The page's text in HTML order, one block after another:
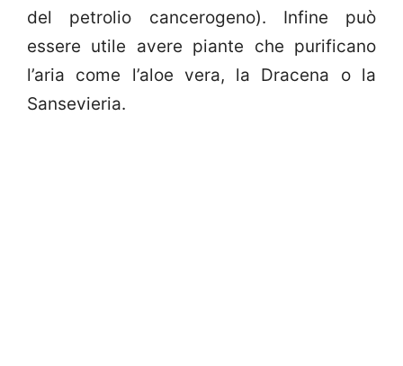
del petrolio cancerogeno). Infine può
essere utile avere piante che purificano
l’aria come l’aloe vera, la Dracena o la
Sansevieria.